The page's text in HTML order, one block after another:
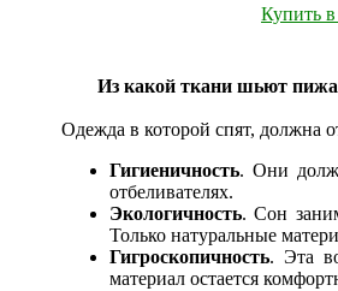
Купить
Из какой ткани шьют
Одежда в которой спят, должна
Гигиеничность. Они
отбеливателях.
Экологичность. Сон
Только натуральные
Гигроскопичность. Эта
материал остается